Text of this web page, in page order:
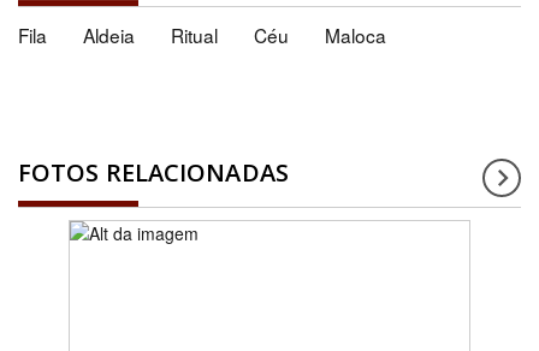
Fila Aldeia Ritual Céu Maloca
FOTOS RELACIONADAS